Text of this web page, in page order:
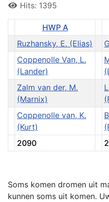
Hits: 1395
HWP A
Ruzhansky, E. (Elias)
Coppenolle Van, L.
(Lander)
Zalm van der, M.
(Marnix)
Coppenolle van, K.
(Kurt)
2090
Soms komen dromen uit
kunnen soms uit komen.